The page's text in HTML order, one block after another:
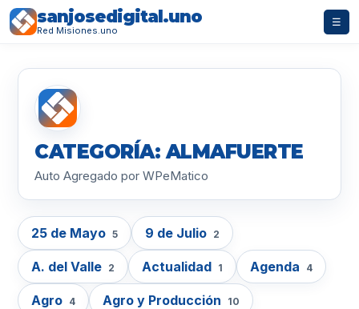
sanjosedigital.uno
Red Misiones.uno
☰
CATEGORÍA: ALMAFUERTE
Auto Agregado por WPeMatico
25 de Mayo 5 9 de Julio 2
A. del Valle 2 Actualidad 1 Agenda 4
Agro 4 Agro y Producción 10